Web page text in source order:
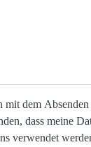
mit dem
dass meine
verwendet